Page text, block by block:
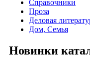
Справочники
Проза
Деловая
Дом, Семья
Новинки